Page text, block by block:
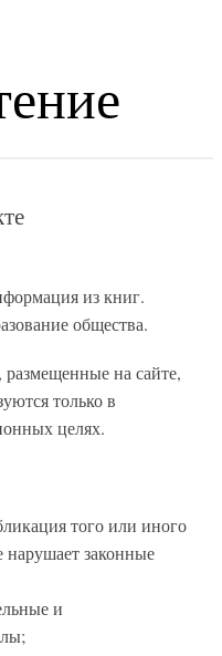
из книг.
общества.
на сайте,
только в
целях.
того или иного
нарушает законные
и